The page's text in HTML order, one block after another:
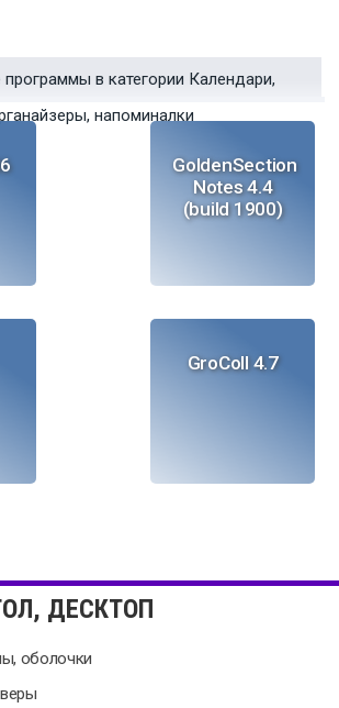
в категории Календари,
напоминалки
GoldenSection
Notes 4.4
(build 1900)
GroColl 4.7
3.5
ДЕСКТОП
оболочки